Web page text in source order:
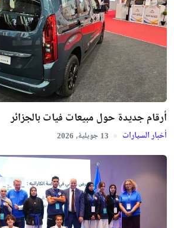
أرقام جديدة حول مبيعات فيات بالجزائر
أخبار السيارات 13 جويلية, 2026